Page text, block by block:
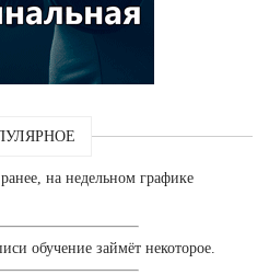
на недельном графике
обучение займёт некоторое.